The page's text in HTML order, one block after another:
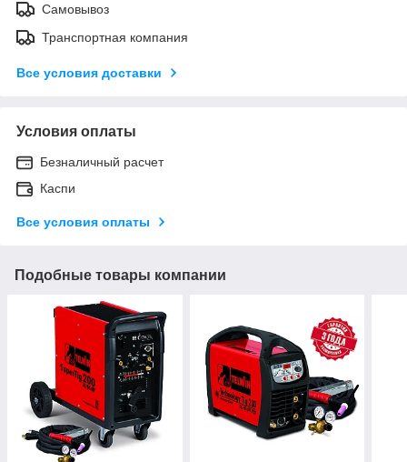
Самовывоз
Транспортная компания
Все условия доставки
Условия оплаты
Безналичный расчет
Каспи
Все условия оплаты
Подобные товары компании